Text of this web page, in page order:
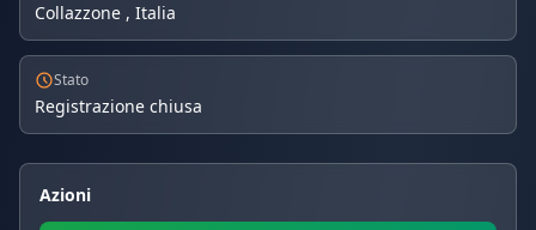
Collazzone , Italia
Stato
Registrazione chiusa
Azioni